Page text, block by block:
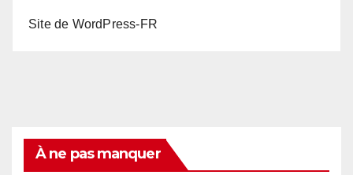
Site de WordPress-FR
À ne pas manquer